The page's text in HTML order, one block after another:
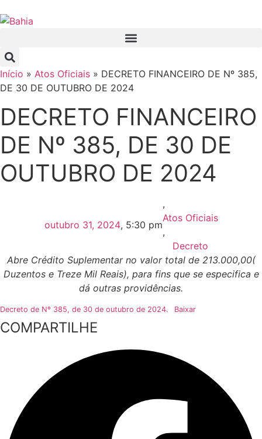
Início » Atos Oficiais » DECRETO FINANCEIRO DE Nº 385,
DE 30 DE OUTUBRO DE 2024
DECRETO FINANCEIRO
DE Nº 385, DE 30 DE
OUTUBRO DE 2024
outubro 31, 2024, 5:30 pm
,
Atos Oficiais
,
Decreto
Abre Crédito Suplementar no valor total de 213.000,00(
Duzentos e Treze Mil Reais), para fins que se especifica e
dá outras providências.
Decreto de Nº 385, de 30 de outubro de 2024. Baixar
COMPARTILHE